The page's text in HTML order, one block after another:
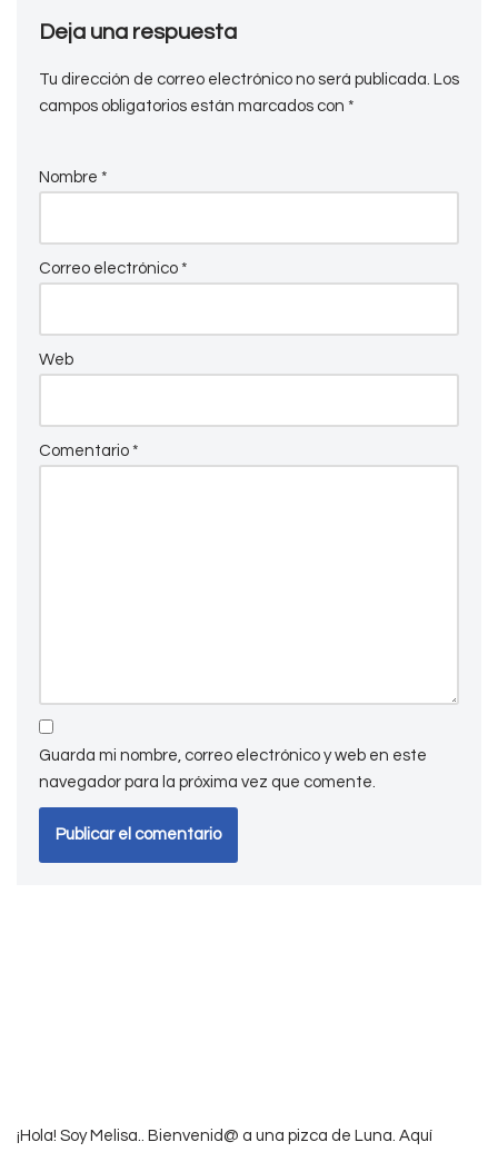
Deja una respuesta
Tu dirección de correo electrónico no será publicada. Los
campos obligatorios están marcados con *
Nombre *
Correo electrónico *
Web
Comentario *
Guarda mi nombre, correo electrónico y web en este
navegador para la próxima vez que comente.
¡Hola! Soy Melisa.. Bienvenid@ a una pizca de Luna. Aquí